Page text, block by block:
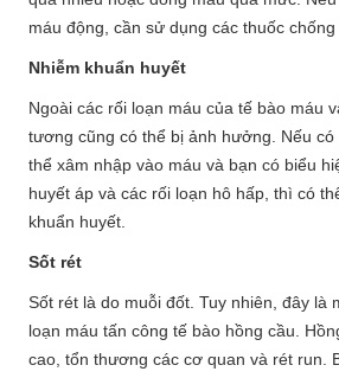
máu động, cần sử dụng các thuốc
Nhiễm khuẩn huyết
Ngoài các rối loạn máu của tế bào máu
tương cũng có thể bị ảnh hưởng. Nếu
thể xâm nhập vào máu và bạn có biểu
huyết áp và các rối loạn hô hấp, thì có
khuẩn huyết.
Sốt rét
Sốt rét là do muỗi đốt. Tuy nhiên, đây là
loạn máu tấn công tế bào hồng cầu.
cao, tổn thương các cơ quan và rét run.